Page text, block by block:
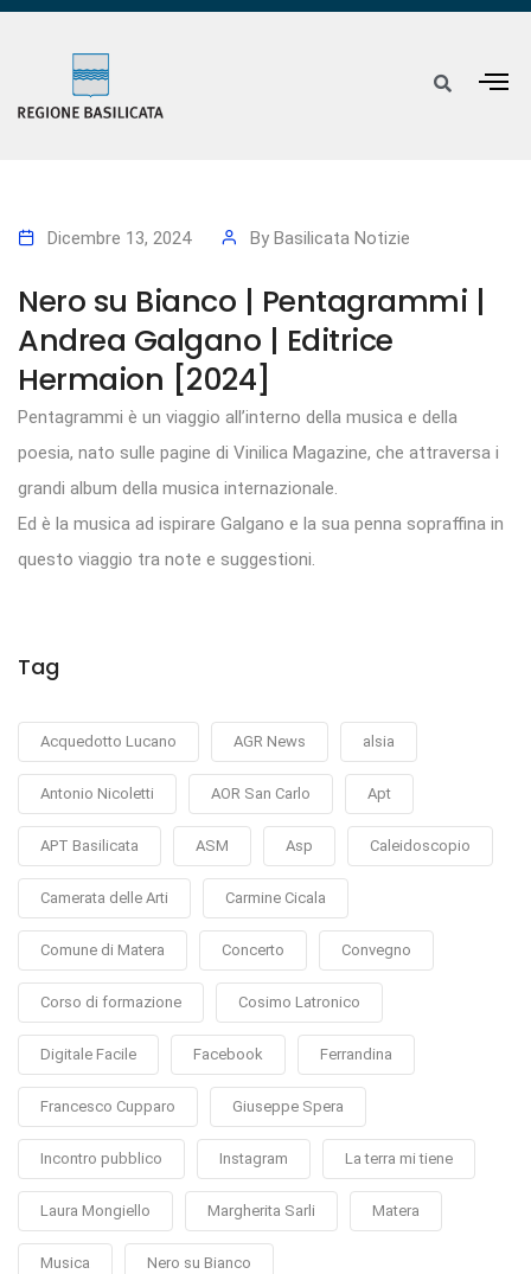
Dicembre 13, 2024 By Basilicata Notizie
Nero su Bianco | Pentagrammi |
Andrea Galgano | Editrice
Hermaion [2024]
Pentagrammi è un viaggio all’interno della musica e della
poesia, nato sulle pagine di Vinilica Magazine, che attraversa i
grandi album della musica internazionale.
Ed è la musica ad ispirare Galgano e la sua penna sopraffina in
questo viaggio tra note e suggestioni.
Tag
Acquedotto Lucano AGR News alsia
Antonio Nicoletti AOR San Carlo Apt
APT Basilicata ASM Asp Caleidoscopio
Camerata delle Arti Carmine Cicala
Comune di Matera Concerto Convegno
Corso di formazione Cosimo Latronico
Digitale Facile Facebook Ferrandina
Francesco Cupparo Giuseppe Spera
Incontro pubblico Instagram La terra mi tiene
Laura Mongiello Margherita Sarli Matera
Musica Nero su Bianco